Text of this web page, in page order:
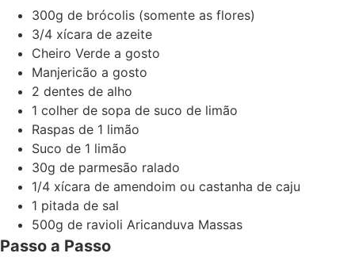
300g de brócolis (somente as flores)
3/4 xícara de azeite
Cheiro Verde a gosto
Manjericão a gosto
2 dentes de alho
1 colher de sopa de suco de limão
Raspas de 1 limão
Suco de 1 limão
30g de parmesão ralado
1/4 xícara de amendoim ou castanha de caju
1 pitada de sal
500g de ravioli Aricanduva Massas
Passo a Passo